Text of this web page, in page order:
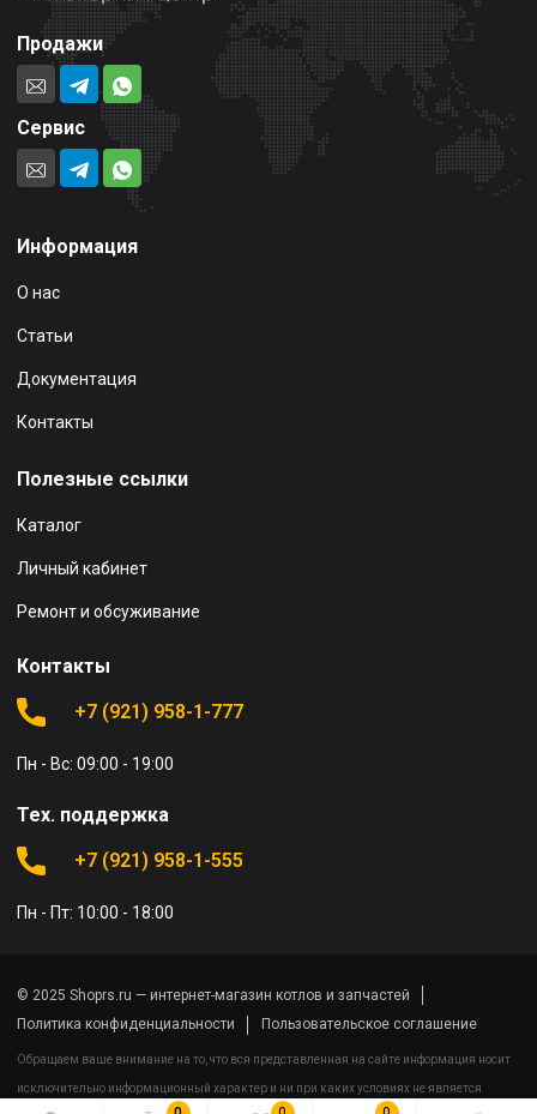
Продажи
Сервис
Информация
О нас
Статьи
Документация
Контакты
Полезные ссылки
Каталог
Личный кабинет
Ремонт и обсуживание
Контакты
+7 (921) 958-1-777
Пн - Вс: 09:00 - 19:00
Тех. поддержка
+7 (921) 958-1-555
Пн - Пт: 10:00 - 18:00
© 2025 Shoprs.ru — интернет-магазин котлов и запчастей
Политика конфиденциальности
Пользовательское соглашение
Обращаем ваше внимание на то, что вся представленная на сайте информация носит
исключительно информационный характер и ни при каких условиях не является